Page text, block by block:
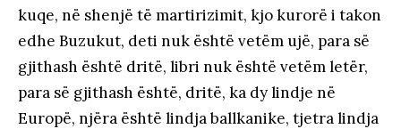
kuqe, në shenjë të martirizimit, kjo kurorë i takon
edhe Buzukut, deti nuk është vetëm ujë, para së
gjithash është dritë, libri nuk është vetëm letër,
para së gjithash është, dritë, ka dy lindje në
Europë, njëra është lindja ballkanike, tjetra lindja